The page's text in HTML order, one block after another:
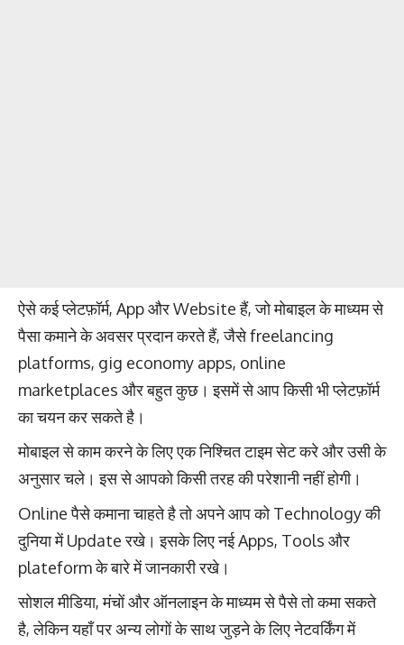
ऐसे कई प्लेटफ़ॉर्म, App और Website हैं, जो मोबाइल के माध्यम से
पैसा कमाने के अवसर प्रदान करते हैं, जैसे freelancing
platforms, gig economy apps, online
marketplaces और बहुत कुछ। इसमें से आप किसी भी प्लेटफ़ॉर्म
का चयन कर सकते है।
मोबाइल से काम करने के लिए एक निश्चित टाइम सेट करे और उसी के
अनुसार चले। इस से आपको किसी तरह की परेशानी नहीं होगी।
Online पैसे कमाना चाहते है तो अपने आप को Technology की
दुनिया में Update रखे। इसके लिए नई Apps, Tools और
plateform के बारे में जानकारी रखे।
सोशल मीडिया, मंचों और ऑनलाइन के माध्यम से पैसे तो कमा सकते
है, लेकिन यहाँ पर अन्य लोगों के साथ जुड़ने के लिए नेटवर्किंग में